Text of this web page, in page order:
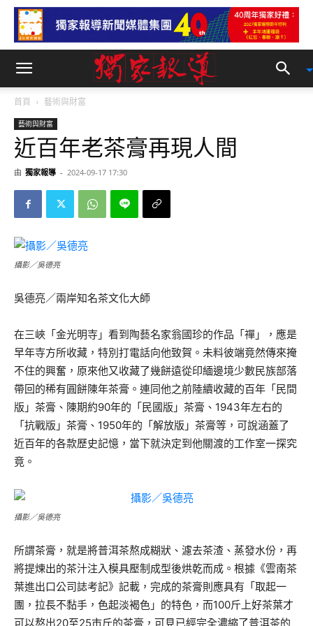
首頁 藝術與財富
藝術與財富
近百年老茶膏再現人間
由 獨家報導 - 2024-09-17 17:30
攝影／吳德亮
吳德亮／兩岸知名茶文化大師
在三峽「金光明寺」看到陶藝名家翁國珍的作品「禪」，應是
早年寺方所收藏，特別打電話向他致賀。未料彼端竟然傳來掩
不住的興奮，原來他又收藏了幾餅遠從印緬邊境少數民族部落
帶回的稀有圓餅陳年茶膏。連同他之前陸續收藏的百年「民間
版」茶膏、陳期約90年的「民國版」茶膏、1943年左右的
「抗戰版」茶膏、1950年的「解放版」茶膏等，可說涵蓋了
近百年的各款歷史記憶，當下就決定到他關渡的工作室一探究
竟。
攝影／吳德亮
所謂茶膏，就是將普洱茶熬成糊狀、濾去茶渣、蒸發水份，再
將提煉出的茶汁注入模具壓制成型後烘乾而成。根據《雲南茶
葉進出口公司誌考記》記載，完成的茶膏則應具有「取起一
團，拉長不黏手，色起淡褐色」的特色，而100斤上好茶葉才
可以熬出20至25市斤的茶膏，可見已經完全濃縮了普洱茶的